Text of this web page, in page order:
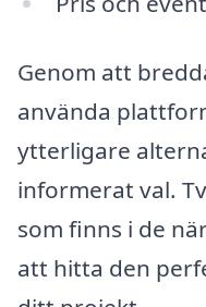
Genom att
använda
ytterligare
informerat val.
som finns i de
att hitta den